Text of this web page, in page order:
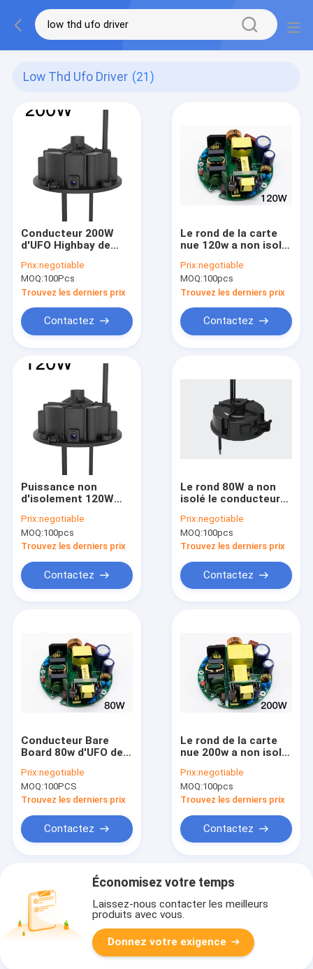
Low Thd Ufo Driver (21)
Conducteur 200W
d'UFO Highbay de
autour de puissance
non d'isolement
Prix:negotiable
MOQ:100Pcs
Trouvez les derniers prix
Contactez
Le rond de la carte
nue 120w a non isolé
Constant Current
d'UFO de Highbay de
puissance
Prix:negotiable
MOQ:100pcs
Trouvez les derniers prix
Contactez
Puissance non
d'isolement 120W
conducteur Output
Current 0.4-0.6A
d'UFO de Highbay
Prix:negotiable
MOQ:100pcs
Trouvez les derniers prix
Contactez
Le rond 80W a non
isolé le conducteur
Current d'UFO de
Highbay de
puissance
Prix:negotiable
MOQ:100pcs
Trouvez les derniers prix
Contactez
Conducteur Bare
Board 80w d'UFO de
puissance de
Constant Current
Round Non Isolated
Prix:negotiable
MOQ:100PCS
Trouvez les derniers prix
Contactez
Le rond de la carte
nue 200w a non isolé
Constant Current
d'UFO de Highbay de
puissance
Prix:negotiable
MOQ:100pcs
Trouvez les derniers prix
Contactez
Économisez votre temps
Laissez-nous contacter les meilleurs
produits avec vous.
Donnez votre exigence